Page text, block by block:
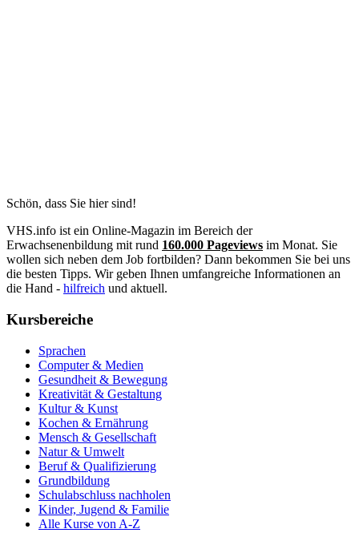
Schön, dass Sie hier sind!
VHS.info ist ein Online-Magazin im Bereich der
Erwachsenenbildung mit rund 160.000 Pageviews im Monat. Sie
wollen sich neben dem Job fortbilden? Dann bekommen Sie bei uns
die besten Tipps. Wir geben Ihnen umfangreiche Informationen an
die Hand - hilfreich und aktuell.
Kursbereiche
Sprachen
Computer & Medien
Gesundheit & Bewegung
Kreativität & Gestaltung
Kultur & Kunst
Kochen & Ernährung
Mensch & Gesellschaft
Natur & Umwelt
Beruf & Qualifizierung
Grundbildung
Schulabschluss nachholen
Kinder, Jugend & Familie
Alle Kurse von A-Z